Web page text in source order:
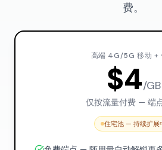
费。
高端 4G/5G 移动 +
$4/GB
仅按流量付费 — 端
住宅池 — 持续扩展